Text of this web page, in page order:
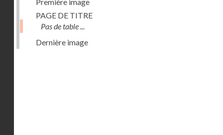
PAGE DE TITRE
Pas de table ...
Dernière image